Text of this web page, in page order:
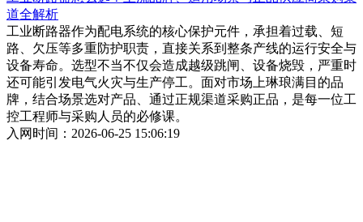
道全解析
工业断路器作为配电系统的核心保护元件，承担着过载、短
路、欠压等多重防护职责，直接关系到整条产线的运行安全与
设备寿命。选型不当不仅会造成越级跳闸、设备烧毁，严重时
还可能引发电气火灾与生产停工。面对市场上琳琅满目的品
牌，结合场景选对产品、通过正规渠道采购正品，是每一位工
控工程师与采购人员的必修课。
入网时间：2026-06-25 15:06:19